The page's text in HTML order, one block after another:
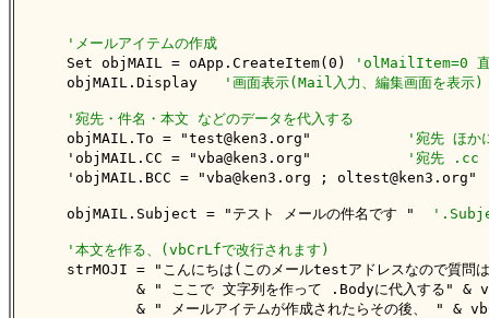
'メールアイテムの作成
    Set objMAIL = oApp.CreateItem(0)
'olMailItem=0 直
    objMAIL.Display
'画面表示(Mail入力、編集画面を表示)
'宛先・件名・本文 などのデータを代入する
    objMAIL.To = "test@ken3.org"
'宛先 ほか
    'objMAIL.CC = "vba@ken3.org"
'宛先 .cc
'objMAIL.BCC = "vba@ken3.org ;
    objMAIL.Subject = "テスト メールの件名です "
'本文を作る、(vbCrLfで改行されます)
strMOJI = "こんにちは(このメールtestアドレスなので質
& " ここで 文字列を作って .Bodyに代入する" &
& " メールアイテムが作成されたらその後、 " &